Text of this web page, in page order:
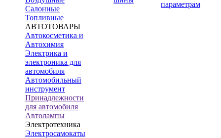
Салонные
Топливные
АВТОТОВАРЫ
Автокосметика и
Автохимия
Электрика и
электроника для
автомобиля
Автомобильный
инструмент
Принадлежности
для автомобиля
Автолампы
Электротехника
Электросамокаты
параметрам